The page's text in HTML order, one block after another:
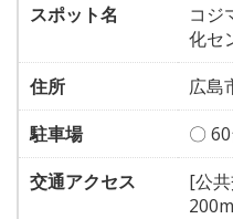
スポット名
コジ
化セ
住所
広島
駐車場
〇
交通アクセス
[公
200m